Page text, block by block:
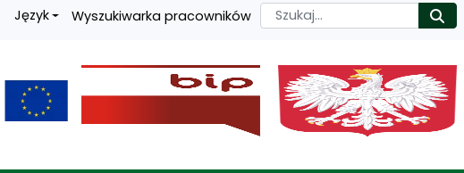
Język Wyszukiwarka pracowników Szukaj